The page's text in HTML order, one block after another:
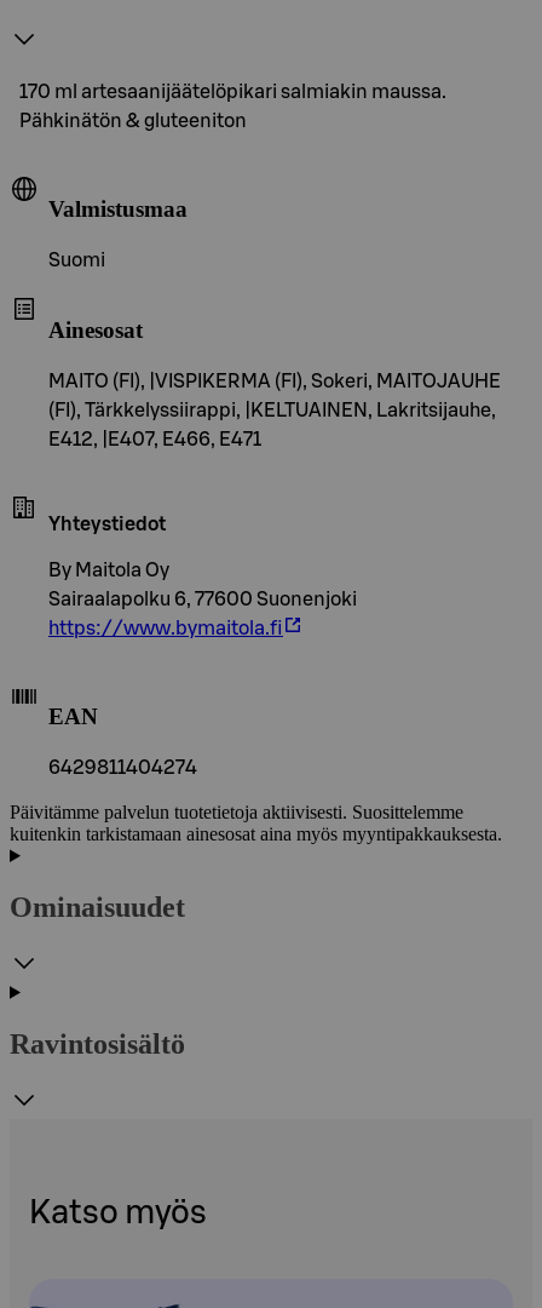
170 ml artesaanijäätelöpikari salmiakin maussa.
Pähkinätön & gluteeniton
Valmistusmaa
Suomi
Ainesosat
MAITO (FI), |VISPIKERMA (FI), Sokeri, MAITOJAUHE
(FI), Tärkkelyssiirappi, |KELTUAINEN, Lakritsijauhe,
E412, |E407, E466, E471
Yhteystiedot
By Maitola Oy
Sairaalapolku 6, 77600 Suonenjoki
https://www.bymaitola.fi
EAN
6429811404274
Päivitämme palvelun tuotetietoja aktiivisesti. Suosittelemme
kuitenkin tarkistamaan ainesosat aina myös myyntipakkauksesta.
Ominaisuudet
Ravintosisältö
Katso myös